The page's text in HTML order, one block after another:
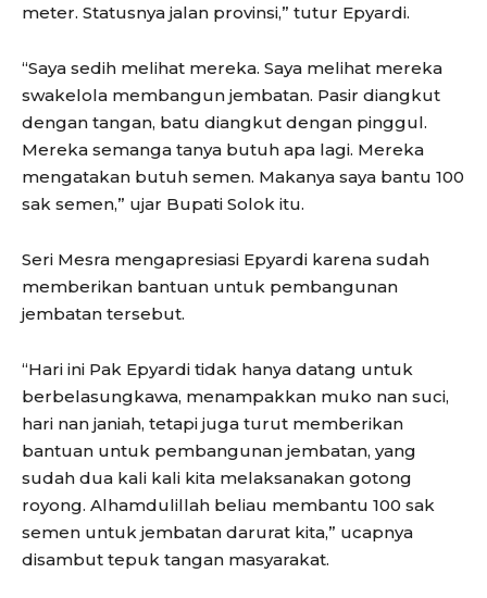
meter. Statusnya jalan provinsi,” tutur Epyardi.
“Saya sedih melihat mereka. Saya melihat mereka
swakelola membangun jembatan. Pasir diangkut
dengan tangan, batu diangkut dengan pinggul.
Mereka semanga tanya butuh apa lagi. Mereka
mengatakan butuh semen. Makanya saya bantu 100
sak semen,” ujar Bupati Solok itu.
Seri Mesra mengapresiasi Epyardi karena sudah
memberikan bantuan untuk pembangunan
jembatan tersebut.
“Hari ini Pak Epyardi tidak hanya datang untuk
berbelasungkawa, menampakkan muko nan suci,
hari nan janiah, tetapi juga turut memberikan
bantuan untuk pembangunan jembatan, yang
sudah dua kali kali kita melaksanakan gotong
royong. Alhamdulillah beliau membantu 100 sak
semen untuk jembatan darurat kita,” ucapnya
disambut tepuk tangan masyarakat.